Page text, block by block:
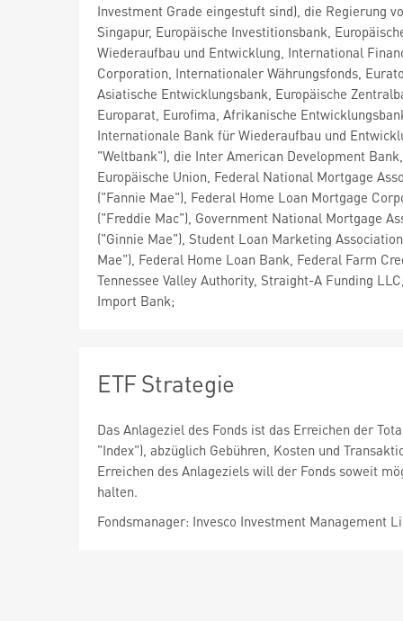
Investment Grade eingestuft sind), die Regierung
Singapur, Europäische Investitionsbank,
Wiederaufbau und Entwicklung, International
Corporation, Internationaler Währungsfonds,
Asiatische Entwicklungsbank, Europäische
Europarat, Eurofima, Afrikanische
Internationale Bank für Wiederaufbau und
"Weltbank"), die Inter American Development Bank,
Europäische Union, Federal National Mortgage
("Fannie Mae"), Federal Home Loan Mortgage
("Freddie Mac"), Government National Mortgage
("Ginnie Mae"), Student Loan Marketing
Mae"), Federal Home Loan Bank, Federal Farm
Tennessee Valley Authority, Straight-A Funding
Import Bank;
ETF Strategie
Das Anlageziel des Fonds ist das Erreichen der
"Index"), abzüglich Gebühren, Kosten und
Erreichen des Anlageziels will der Fonds soweit
halten.
Fondsmanager: Invesco Investment Management